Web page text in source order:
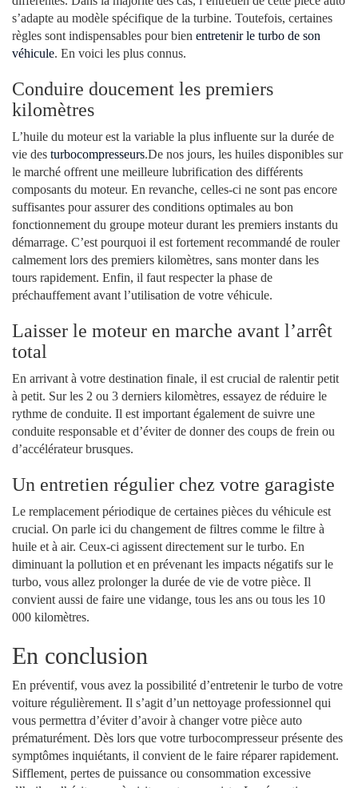
s’adapte au modèle spécifique de la turbine. Toutefois, certaines
règles sont indispensables pour bien entretenir le turbo de son
véhicule. En voici les plus connus.
Conduire doucement les premiers
kilomètres
L’huile du moteur est la variable la plus influente sur la durée de
vie des turbocompresseurs.De nos jours, les huiles disponibles sur
le marché offrent une meilleure lubrification des différents
composants du moteur. En revanche, celles-ci ne sont pas encore
suffisantes pour assurer des conditions optimales au bon
fonctionnement du groupe moteur durant les premiers instants du
démarrage. C’est pourquoi il est fortement recommandé de rouler
calmement lors des premiers kilomètres, sans monter dans les
tours rapidement. Enfin, il faut respecter la phase de
préchauffement avant l’utilisation de votre véhicule.
Laisser le moteur en marche avant l’arrêt
total
En arrivant à votre destination finale, il est crucial de ralentir petit
à petit. Sur les 2 ou 3 derniers kilomètres, essayez de réduire le
rythme de conduite. Il est important également de suivre une
conduite responsable et d’éviter de donner des coups de frein ou
d’accélérateur brusques.
Un entretien régulier chez votre garagiste
Le remplacement périodique de certaines pièces du véhicule est
crucial. On parle ici du changement de filtres comme le filtre à
huile et à air. Ceux-ci agissent directement sur le turbo. En
diminuant la pollution et en prévenant les impacts négatifs sur le
turbo, vous allez prolonger la durée de vie de votre pièce. Il
convient aussi de faire une vidange, tous les ans ou tous les 10
000 kilomètres.
En conclusion
En préventif, vous avez la possibilité d’entretenir le turbo de votre
voiture régulièrement. Il s’agit d’un nettoyage professionnel qui
vous permettra d’éviter d’avoir à changer votre pièce auto
prématurément. Dès lors que votre turbocompresseur présente des
symptômes inquiétants, il convient de le faire réparer rapidement.
Sifflement, pertes de puissance ou consommation excessive